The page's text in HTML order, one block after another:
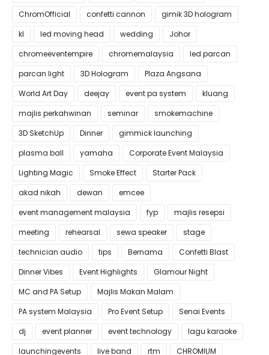
ChromOfficial
confetti cannon
gimik 3D hologram
kl
led moving head wedding
Johor
chromeeventempire
chromemalaysia
led parcan
parcan light
3D Hologram
Plaza Angsana
World Art Day
deejay event pa system
kluang
majlis perkahwinan
seminar
smokemachine
3D SketchUp
Dinner
gimmick launching
plasma ball
yamaha
Corporate Event Malaysia
Lighting Magic
Smoke Effect
Starter Pack
akad nikah
dewan
emcee
event management malaysia
fyp
majlis resepsi
meeting
rehearsal sewa speaker
stage
technician audio
tips Bernama
Confetti Blast
Dinner Vibes
Event Highlights
Glamour Night
MC and PA Setup
Majlis Makan Malam
PA system Malaysia
Pro Event Setup
Senai Events
dj
event planner event technology
lagu karaoke
launchingevents
live band rtm CHROMIUM